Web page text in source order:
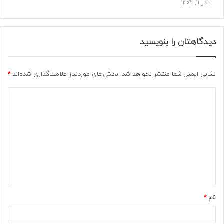
کنترل بوی نامطبوع:
فاصله باید به اندازه‌ای باشد که هم بو به نیمکت نرسد و هم
دسترسی به نیمکت آسان باشد.
حفظ زیبایی محیط:
فاصله نباید آنقدر کم باشد که سطل‌ها و
آذر 11, 1404
دیدگاهتان را بنویسید
نشانی ایمیل شما منتشر نخواهد شد. بخش‌های موردنیاز علامت‌گذاری شده‌اند*
*
نام*